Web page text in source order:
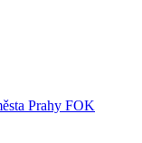
Prahy FOK